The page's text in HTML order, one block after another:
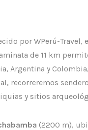
por WPerú-
de 11 km
Argentina y
recorreremos
y sitios
(2200 m),